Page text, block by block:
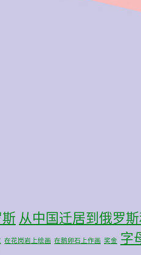
从中国迁居到俄罗
在花岗岩上绘画 在鹅卵石上作画 奖金 字